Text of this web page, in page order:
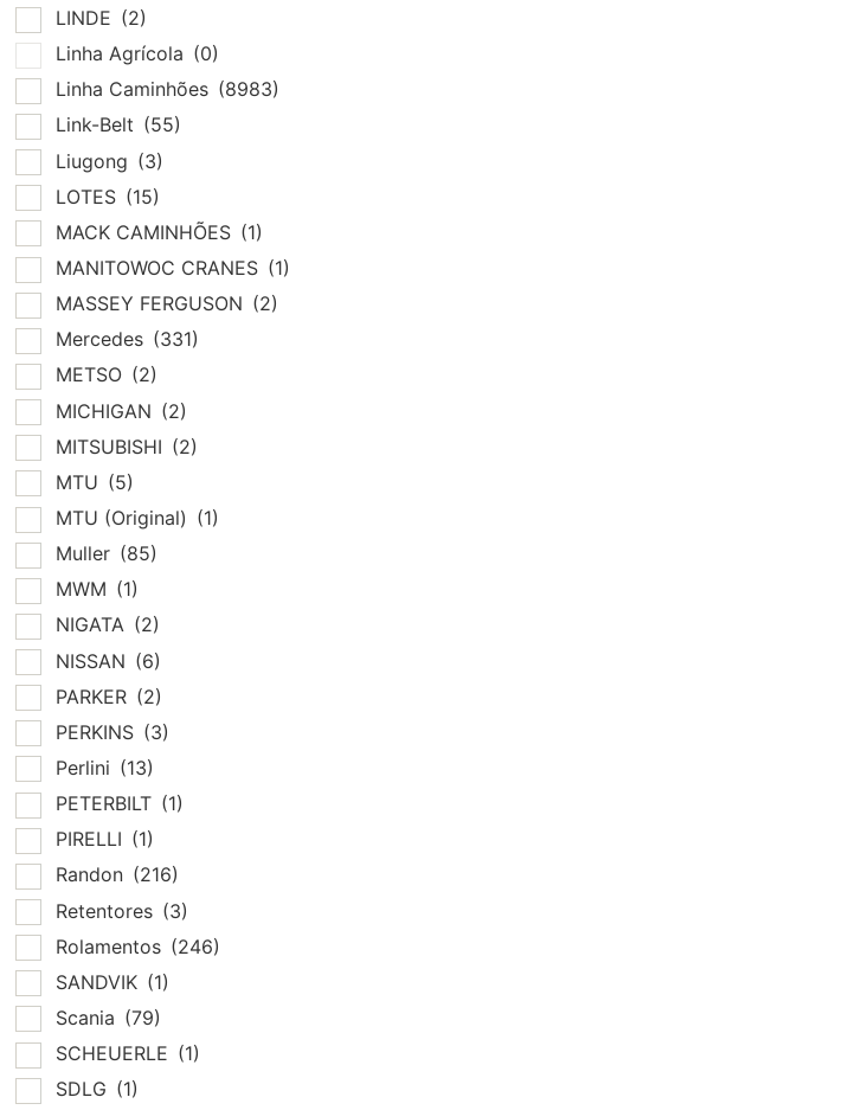
LINDE (2)
Linha Agrícola (0)
Linha Caminhões (8983)
Link-Belt (55)
Liugong (3)
LOTES (15)
MACK CAMINHÕES (1)
MANITOWOC CRANES (1)
MASSEY FERGUSON (2)
Mercedes (331)
METSO (2)
MICHIGAN (2)
MITSUBISHI (2)
MTU (5)
MTU (Original) (1)
Muller (85)
MWM (1)
NIGATA (2)
NISSAN (6)
PARKER (2)
PERKINS (3)
Perlini (13)
PETERBILT (1)
PIRELLI (1)
Randon (216)
Retentores (3)
Rolamentos (246)
SANDVIK (1)
Scania (79)
SCHEUERLE (1)
SDLG (1)